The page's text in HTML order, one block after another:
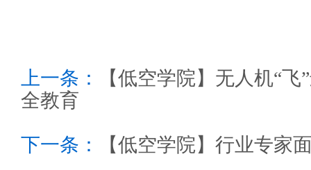
上一条：
【低空学院】无人机“
全教育
下一条： 【低空学院】行业专家